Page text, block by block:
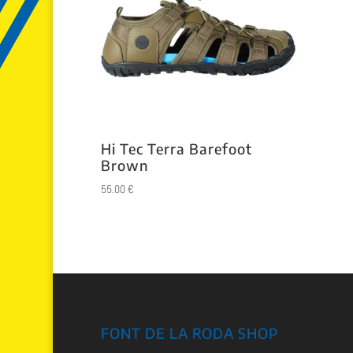
Hi Tec Terra Barefoot
Brown
55.00€
FONT DE LA RODA SHOP